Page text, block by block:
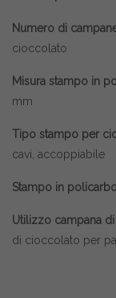
Numero di
cioccolato
Misura stampo in
mm
Tipo stampo per
cavi, accoppiabile
Stampo in
Utilizzo campana
di cioccolato per